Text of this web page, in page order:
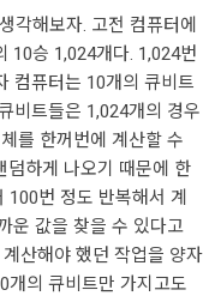
각해보자. 고전 컴퓨터에
10승 1,024개다. 1,024번
컴퓨터는 10개의 큐비트
비트들은 1,024개의 경우
를 한꺼번에 계산할 수
덤하게 나오기 때문에 한
100번 정도 반복해서 계
운 값을 찾을 수 있다고
산해야 했던 작업을 양자
개의 큐비트만 가지고도